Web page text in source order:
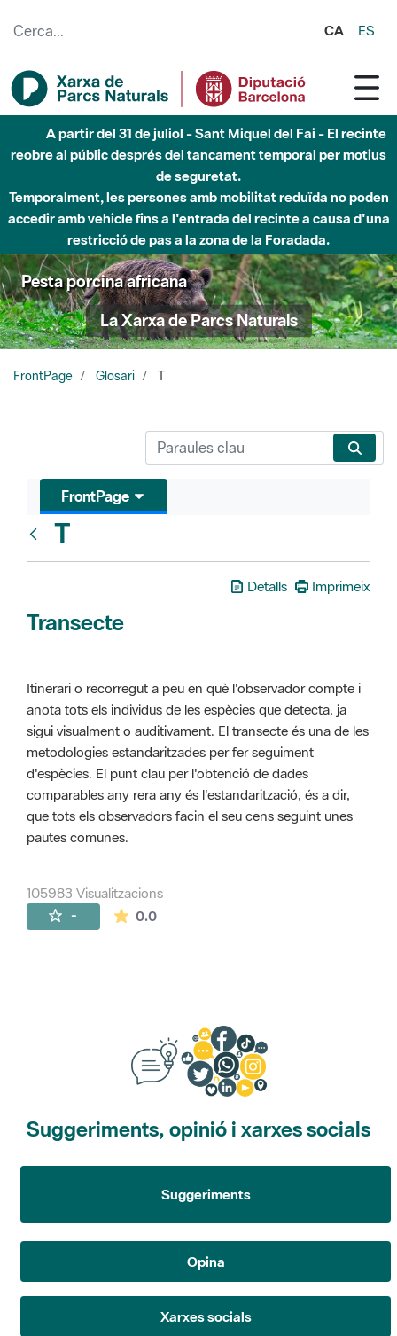
CA ES
A partir del 31 de juliol - Sant Miquel del Fai - El recinte
reobre al públic després del tancament temporal per motius
de seguretat.
Temporalment, les persones amb mobilitat reduïda no poden
accedir amb vehicle fins a l'entrada del recinte a causa d'una
restricció de pas a la zona de la Foradada.
Pesta porcina africana
La Xarxa de Parcs Naturals
FrontPage Glosari T
FrontPage
T
Detalls Imprimeix
Transecte
Itinerari o recorregut a peu en què l'observador compte i
anota tots els individus de les espècies que detecta, ja
sigui visualment o auditivament. El transecte és una de les
metodologies estandaritzades per fer seguiment
d'espècies. El punt clau per l'obtenció de dades
comparables any rera any és l'estandarització, és a dir,
que tots els observadors facin el seu cens seguint unes
pautes comunes.
105983 Visualitzacions
- 0.0La mitjana de les valoracions és de 0
Suggeriments, opinió i xarxes socials
Suggeriments
Opina
Xarxes socials